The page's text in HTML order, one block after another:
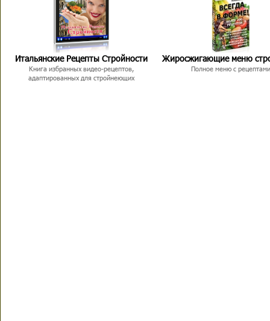
Итальянские Рецепты Стройности
Книга избранных видео-рецептов,
адаптированных для стройнеющих
Жиросжигающие меню
Полное меню с рецептами